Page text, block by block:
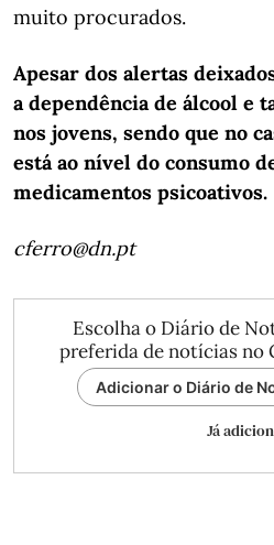
muito procurados.
Apesar dos alertas
a dependência de álcool e
nos jovens, sendo que no
está ao nível do consumo
medicamentos psicoativos.
cferro@dn.pt
Escolha o Diário de
preferida de notícias no
Adicionar o Diário de
Já